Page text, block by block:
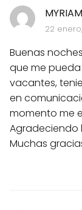
22
Buenas
que me
vacantes,
en
momento me
Agradeciendo
Muchas